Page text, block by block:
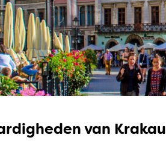
van Krakau